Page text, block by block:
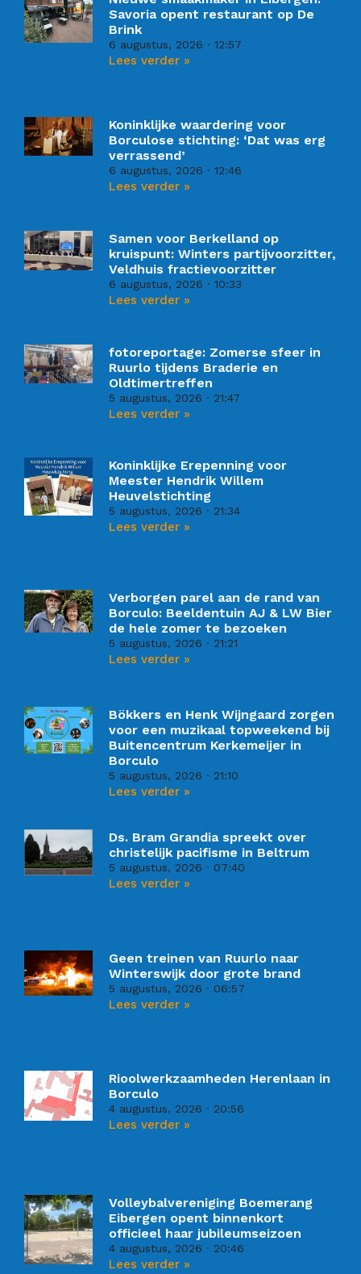
Savoria opent restaurant op De
Brink
6 augustus, 2026 12:57
Lees verder »
Koninklijke waardering voor
Borculose stichting: ‘Dat was erg
verrassend’
6 augustus, 2026 12:46
Lees verder »
Samen voor Berkelland op
kruispunt: Winters partijvoorzitter,
Veldhuis fractievoorzitter
6 augustus, 2026 10:33
Lees verder »
fotoreportage: Zomerse sfeer in
Ruurlo tijdens Braderie en
Oldtimertreffen
5 augustus, 2026 21:47
Lees verder »
Koninklijke Erepenning voor
Meester Hendrik Willem
Heuvelstichting
5 augustus, 2026 21:34
Lees verder »
Verborgen parel aan de rand van
Borculo: Beeldentuin AJ & LW Bier
de hele zomer te bezoeken
5 augustus, 2026 21:21
Lees verder »
Bökkers en Henk Wijngaard zorgen
voor een muzikaal topweekend bij
Buitencentrum Kerkemeijer in
Borculo
5 augustus, 2026 21:10
Lees verder »
Ds. Bram Grandia spreekt over
christelijk pacifisme in Beltrum
5 augustus, 2026 07:40
Lees verder »
Geen treinen van Ruurlo naar
Winterswijk door grote brand
5 augustus, 2026 06:57
Lees verder »
Rioolwerkzaamheden Herenlaan in
Borculo
4 augustus, 2026 20:56
Lees verder »
Volleybalvereniging Boemerang
Eibergen opent binnenkort
officieel haar jubileumseizoen
4 augustus, 2026 20:46
Lees verder »